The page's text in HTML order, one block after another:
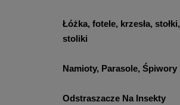
Łóżka, fotele, krzesła, stołki,
stoliki
Namioty, Parasole, Śpiwory
Odstraszacze Na Insekty